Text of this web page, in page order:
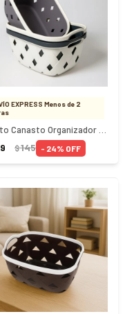
EXPRESS Menos de 2
$145 24